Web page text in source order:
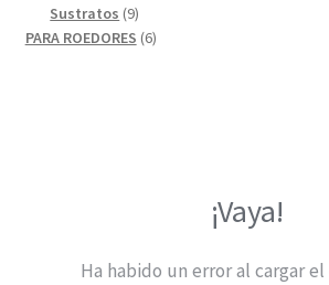
Sustratos 99
productos
PARA ROEDORES 66
¡Vaya!
Ha habido un error al cargar